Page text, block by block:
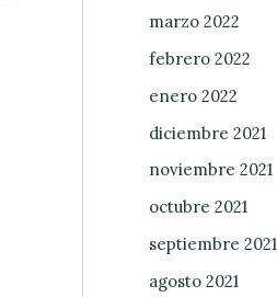
marzo 2022
febrero 2022
enero 2022
diciembre 2021
noviembre 2021
octubre 2021
septiembre 2021
agosto 2021